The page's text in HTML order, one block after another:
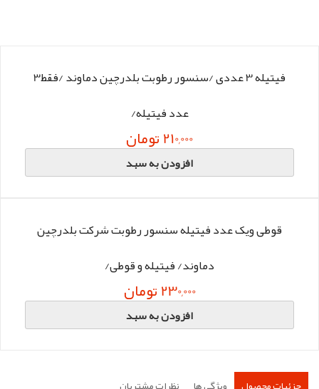
فیتیله 3 عددی /سنسور رطوبت بلدرچین دماوند /فقط3
عدد فیتیله/
210,000 تومان
افزودن به سبد
قوطی ویک عدد فیتیله سنسور رطوبت شرکت بلدرچین
دماوند/ فیتیله و قوطی/
230,000 تومان
افزودن به سبد